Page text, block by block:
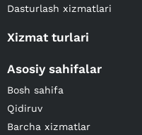
Dasturlash xizmatlari
Xizmat turlari
Asosiy sahifalar
Bosh sahifa
Qidiruv
Barcha xizmatlar